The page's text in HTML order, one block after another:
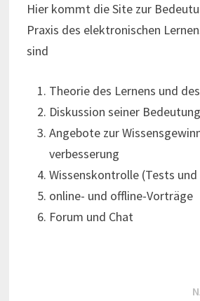
Hier kommt die Site zur
Praxis des elektronischen
sind
Theorie des Lernens und
Diskussion seiner
Angebote zur
verbesserung
Wissenskontrolle (Tests und
online- und offline-Vorträge
Forum und Chat